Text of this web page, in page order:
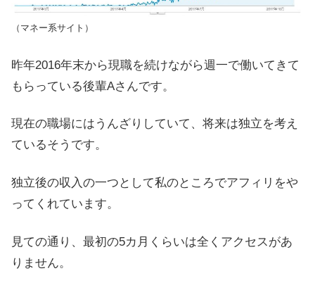
（マネー系サイト）
昨年2016年末から現職を続けながら週一で働いてきて
もらっている後輩Aさんです。
現在の職場にはうんざりしていて、将来は独立を考え
ているそうです。
独立後の収入の一つとして私のところでアフィリをや
ってくれています。
見ての通り、最初の5カ月くらいは全くアクセスがあ
りません。